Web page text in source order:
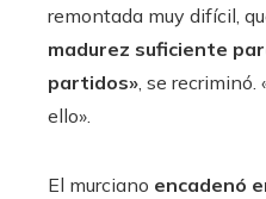
remontada muy difícil,
madurez suficiente
partidos», se recriminó.
ello».
El murciano encadenó